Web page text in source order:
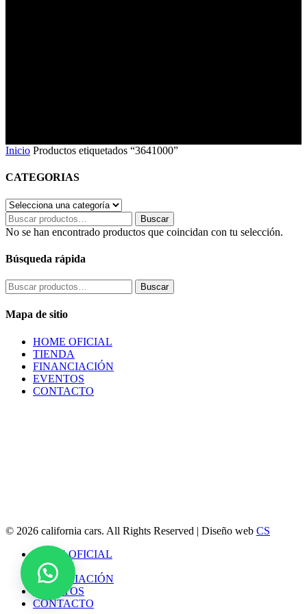
Inicio Productos etiquetados “3641000”
CATEGORIAS
Buscar
por:
Buscar
No se han encontrado productos que coincidan con tu selección.
Búsqueda rápida
Buscar
por:
Buscar
Mapa de sitio
HOME OFICIAL
TIENDA
FINANCIACIÓN
EVENTOS
CONTACTO
© 2026 california cars. All Rights Reserved | Diseño web CS
Close
Menu
HOME OFICIAL
TIENDA
FINANCIACIÓN
EVENTOS
CONTACTO